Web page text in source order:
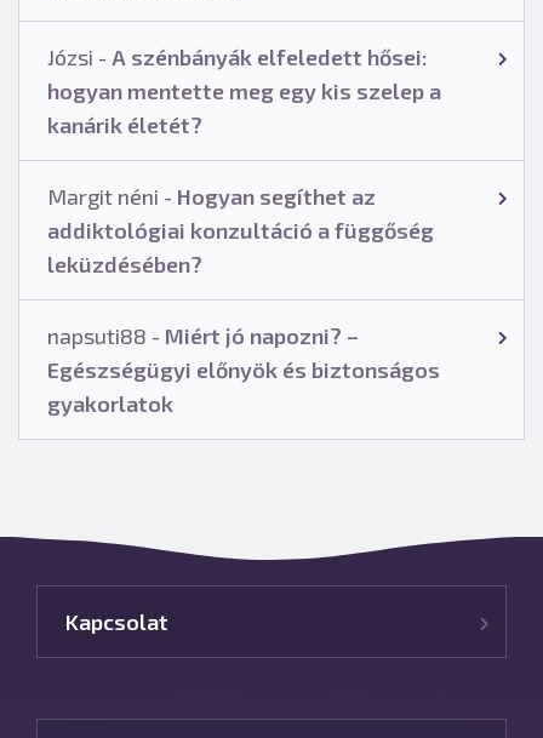
Józsi - A szénbányák elfeledett hősei:
hogyan mentette meg egy kis szelep a
kanárik életét?
Margit néni - Hogyan segíthet az
addiktológiai konzultáció a függőség
leküzdésében?
napsuti88 - Miért jó napozni? –
Egészségügyi előnyök és biztonságos
gyakorlatok
Kapcsolat